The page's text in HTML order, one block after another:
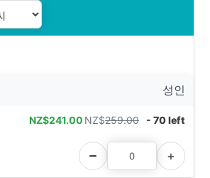
성인
NZ$241.00 NZ$259.00 - 70 left